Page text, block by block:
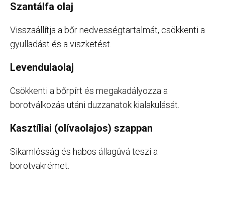
Szantálfa olaj
Visszaállítja a bőr nedvességtartalmát, csökkenti a
gyulladást és a viszketést.
Levendulaolaj
Csökkenti a bőrpírt és megakadályozza a
borotválkozás utáni duzzanatok kialakulását.
Kasztíliai (olívaolajos) szappan
Sikamlósság és habos állagúvá teszi a
borotvakrémet.